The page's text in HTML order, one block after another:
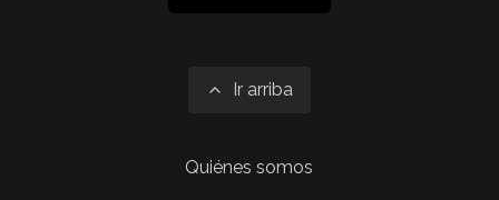
Ir arriba
Quiénes somos